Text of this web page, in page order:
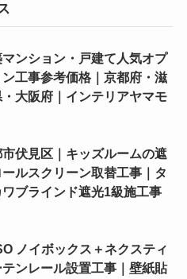
マンション・戸建て人気オプ
ン工事参考価格｜京都府・滋
大阪府｜インテリアヤマモ
伏見区｜キッズルームの遮
ルスクリーン取替工事｜タ
ブラインド遮光1級施工事
ノイボックス＋ネクスティ
テンレール設置工事｜壁紙貼